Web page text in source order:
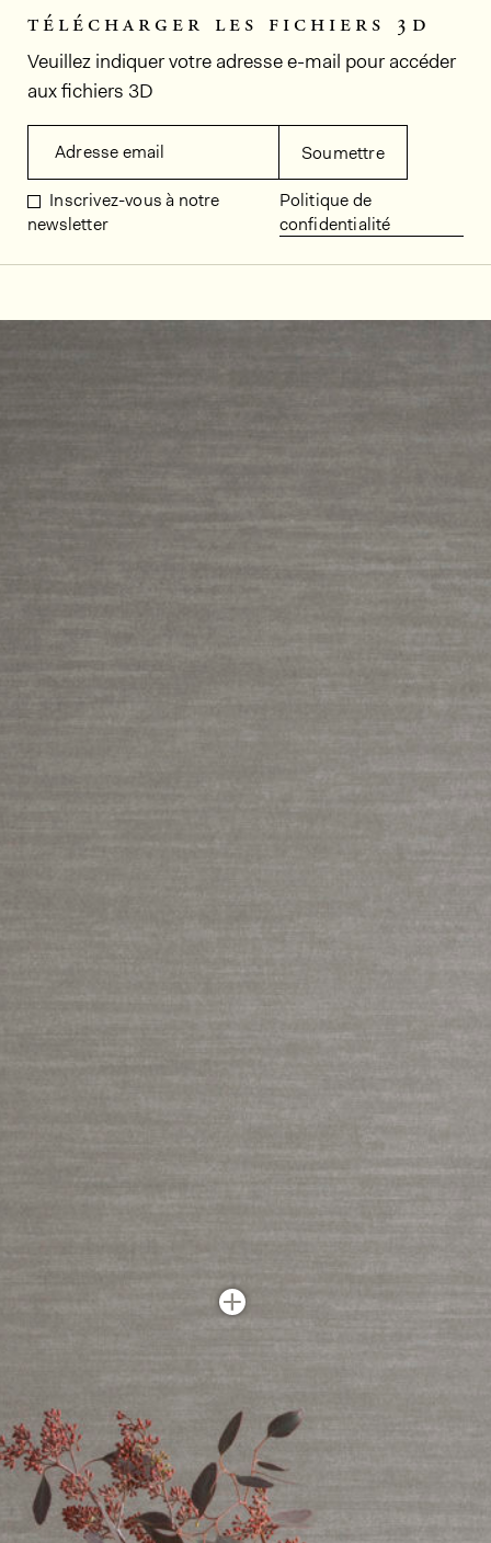
télécharger les fichiers 3d
Veuillez indiquer votre adresse e-mail pour accéder
aux fichiers 3D
Adresse email Soumettre
Inscrivez-vous à notre
newsletter
Politique de
confidentialité